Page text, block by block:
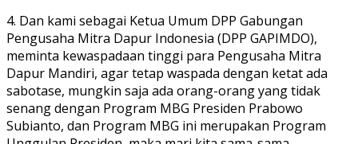
4. Dan kami sebagai Ketua Umum DPP Gabungan
Pengusaha Mitra Dapur Indonesia (DPP GAPIMDO),
meminta kewaspadaan tinggi para Pengusaha Mitra
Dapur Mandiri, agar tetap waspada dengan ketat ada
sabotase, mungkin saja ada orang-orang yang tidak
senang dengan Program MBG Presiden Prabowo
Subianto, dan Program MBG ini merupakan Program